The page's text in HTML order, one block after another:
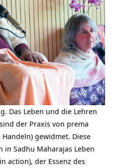
Das Leben und die Lehren
der Praxis von prema
Handeln) gewidmet. Diese
in Sadhu Maharajas Leben
action), der Essenz des